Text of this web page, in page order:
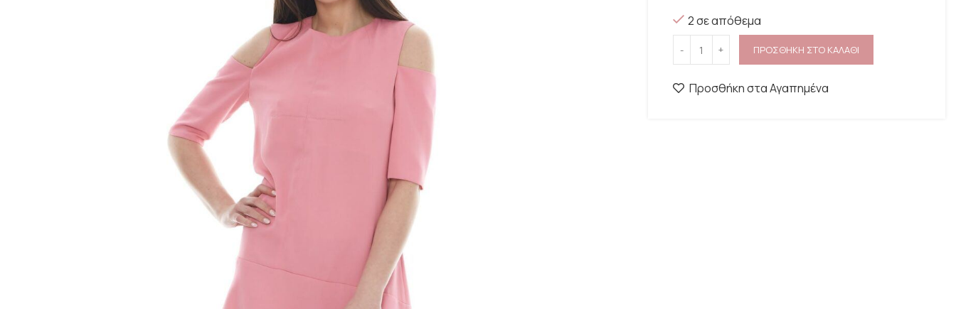
2 σε απόθεμα
ΠΡΟΣΘΗΚΗ ΣΤΟ ΚΑΛΑΘΙ
Προσθήκη στα Αγαπημένα